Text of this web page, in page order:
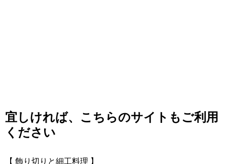
宜しければ、こちらのサイトもご利用
ください
【 飾り切りと細工料理 】